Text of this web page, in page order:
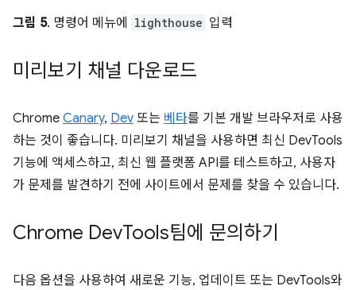
그림 5. 명령어 메뉴에 lighthouse 입력
미리보기 채널 다운로드
Chrome Canary, Dev 또는 베타를 기본 개발 브라우저로 사용
하는 것이 좋습니다. 미리보기 채널을 사용하면 최신 DevTools
기능에 액세스하고, 최신 웹 플랫폼 API를 테스트하고, 사용자
가 문제를 발견하기 전에 사이트에서 문제를 찾을 수 있습니다.
Chrome DevTools팀에 문의하기
다음 옵션을 사용하여 새로운 기능, 업데이트 또는 DevTools와